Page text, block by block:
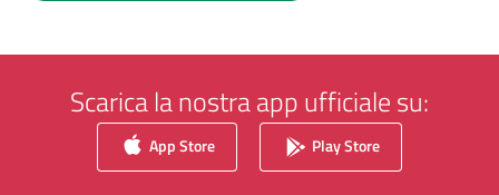
Scarica la nostra app ufficiale su:
App Store Play Store